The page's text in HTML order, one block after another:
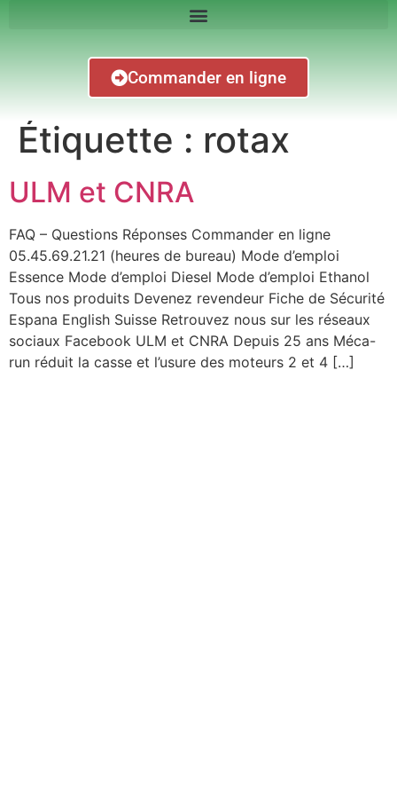
Commander en ligne
Étiquette : rotax
ULM et CNRA
FAQ – Questions Réponses Commander en ligne
05.45.69.21.21 (heures de bureau) Mode d’emploi
Essence Mode d’emploi Diesel Mode d’emploi Ethanol
Tous nos produits Devenez revendeur Fiche de Sécurité
Espana English Suisse Retrouvez nous sur les réseaux
sociaux Facebook ULM et CNRA Depuis 25 ans Méca-
run réduit la casse et l’usure des moteurs 2 et 4 […]